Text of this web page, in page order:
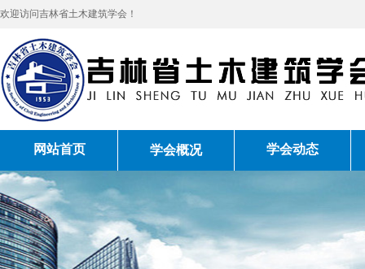
欢迎访问吉林省土木建筑学会！
网站首页 学会概况 学会动态